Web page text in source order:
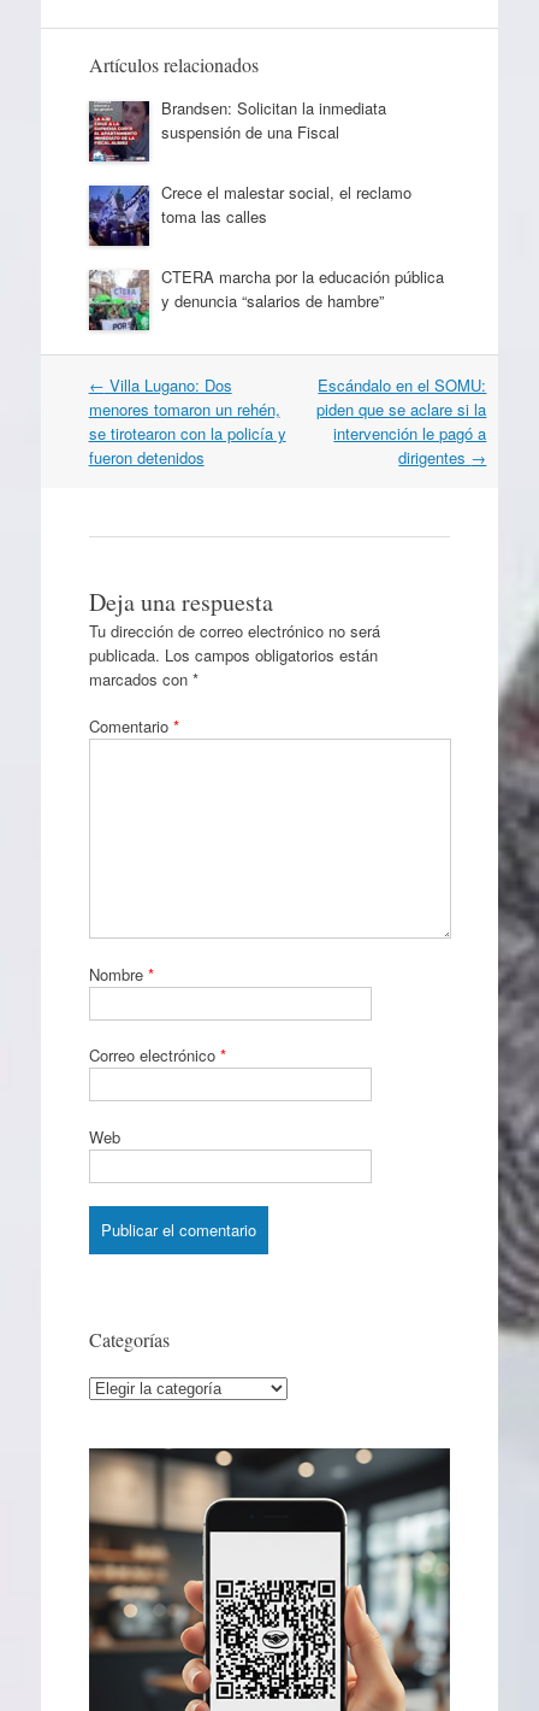
Artículos relacionados
Brandsen: Solicitan la inmediata
suspensión de una Fiscal
Crece el malestar social, el reclamo
toma las calles
CTERA marcha por la educación pública
y denuncia “salarios de hambre”
Navegación
por
artículos
← Villa Lugano: Dos
menores tomaron un rehén,
se tirotearon con la policía y
fueron detenidos
Escándalo en el SOMU:
piden que se aclare si la
intervención le pagó a
dirigentes →
Deja una respuesta
Tu dirección de correo electrónico no será
publicada. Los campos obligatorios están
marcados con *
Comentario *
Nombre *
Correo electrónico *
Web
Categorías
Categorías